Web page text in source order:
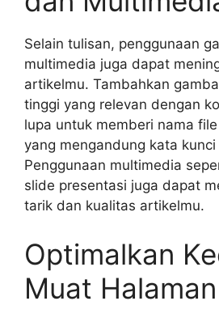
Selain tulisan, penggunaan
multimedia juga dapat
artikelmu. Tambahkan
tinggi yang relevan dengan
lupa untuk memberi nama
yang mengandung kata
Penggunaan multimedia
slide presentasi juga dapat
tarik dan kualitas artikelmu.
Optimalkan
Muat Halaman